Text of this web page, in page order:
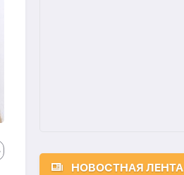
НОВОСТНАЯ ЛЕНТА